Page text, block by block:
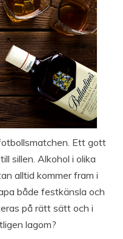
Ett gott
sillen. Alkohol i olika
alltid kommer fram i
både festkänsla och
på rätt sätt och i
lagom?